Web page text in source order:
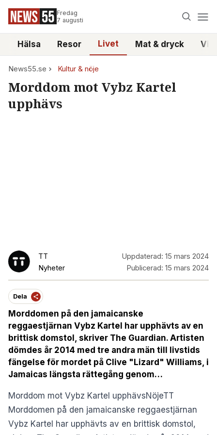
Fredag
7 augusti
Hälsa Resor Livet Mat & dryck
News55.se Kultur & nöje
Morddom mot Vybz Kartel
upphävs
TT
Nyheter
Uppdaterad: 15 mars 2024
Publicerad: 15 mars 2024
Dela
Morddomen på den jamaicanske
reggaestjärnan Vybz Kartel har upphävts av en
brittisk domstol, skriver The Guardian. Artisten
dömdes år 2014 med tre andra män till livstids
fängelse för mordet på Clive "Lizard" Williams, i
Jamaicas längsta rättegång genom…
Morddom mot Vybz Kartel upphävsNöjeTT
Morddomen på den jamaicanske reggaestjärnan
Vybz Kartel har upphävts av en brittisk domstol,